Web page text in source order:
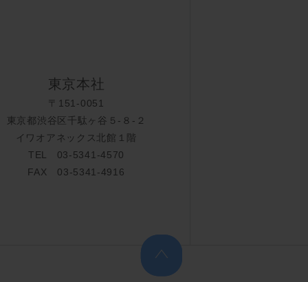
東京本社
〒151-0051
東京都渋谷区千駄ヶ谷５-８-２
イワオアネックス北館１階
TEL 03-5341-4570
FAX 03-5341-4916